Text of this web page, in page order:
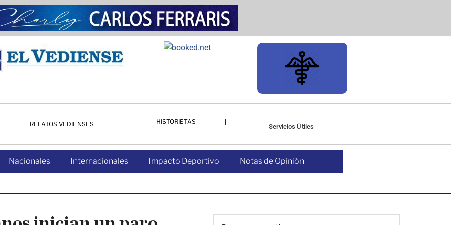
RELATOS VEDIENSES HISTORIETAS
Servicios Útiles
Nacionales Internacionales Impacto Deportivo Notas de Opinión